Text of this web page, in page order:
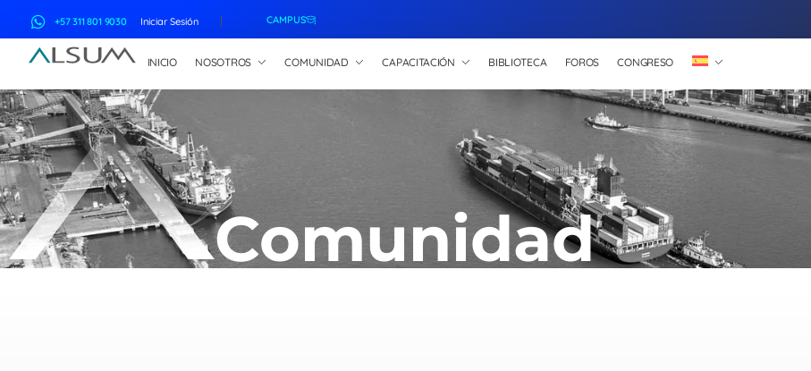
+57 311 801 9030 Iniciar Sesión CAMPUS
INICIO NOSOTROS COMUNIDAD CAPACITACIÓN BIBLIOTECA FOROS CONGRESO
Comunidad